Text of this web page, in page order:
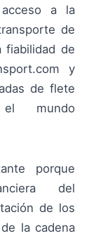
a la
de
fiabilidad de
y
de flete
mundo
porque
del
de los
la cadena